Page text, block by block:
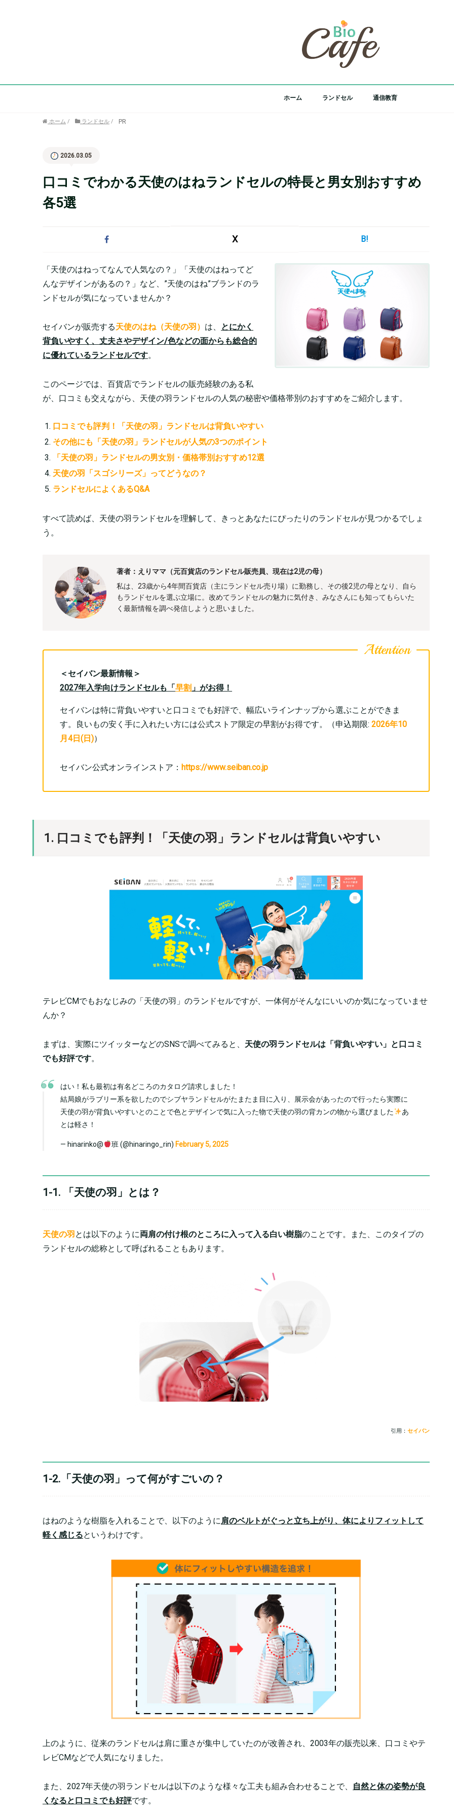
ホーム ランドセル 通信教育
ホーム / ランドセル / PR
2026.03.05
口コミでわかる天使のはねランドセルの特長と男女別おすすめ
各5選
X B!
「天使のはねってなんで人気なの？」「天使のはねってど
んなデザインがあるの？」など、”天使のはね”ブランドのラ
ンドセルが気になっていませんか？
セイバンが販売する天使のはね（天使の羽） は、
とにかく
背負いやすく、丈夫さやデザイン/色などの面からも総合的
に優れているランドセルです。
このページでは、百貨店でランドセルの販売経験のある私
が、口コミも交えながら、天使の羽ランドセルの人気の秘密や価格帯別のおすすめをご紹介します。
口コミでも評判！「天使の羽」ランドセルは背負いやすい
その他にも「天使の羽」ランドセルが人気の3つのポイント
「天使の羽」ランドセルの男女別・価格帯別おすすめ12選
天使の羽「スゴシリーズ」ってどうなの？
ランドセルによくあるQ&A
すべて読めば、天使の羽ランドセルを理解して、きっとあなたにぴったりのランドセルが見つかるでしょ
う。
著者：えりママ（元百貨店のランドセル販売員、現在は2児の母）
私は、23歳から4年間百貨店（主にランドセル売り場）に勤務し、その後2児の母となり、自ら
もランドセルを選ぶ立場に。改めてランドセルの魅力に気付き、みなさんにも知ってもらいた
く最新情報を調べ発信しようと思いました。
＜セイバン最新情報＞
2027年入学向けランドセルも「早割 」がお得！
セイバンは特に背負いやすいと口コミでも好評で、幅広いラインナップから選ぶことができま
す。良いもの安く手に入れたい方には公式ストア限定の早割がお得です。（申込期限: 2026年10
月4日(日)）
セイバン公式オンラインストア： https://www.seiban.co.jp
1. 口コミでも評判！「天使の羽」ランドセルは背負いやすい
テレビCMでもおなじみの「天使の羽」のランドセルですが、一体何がそんなにいいのか気になっていませ
んか？
まずは、実際にツイッターなどのSNSで調べてみると、 天使の羽ランドセルは「背負いやすい」と口コミ
でも好評です。
はい！私も最初は有名どころのカタログ請求しました！
結局娘がラブリー系を欲したのでシブヤランドセルがたまたま目に入り、展示会があったので行ったら実際に
天使の羽が背負いやすいとのことで色とデザインで気に入った物で天使の羽の背カンの物から選びました
あ
とは軽さ！
— hinarinko@ 班 (@hinaringo_rin) February 5, 2025
1-1. 「天使の羽」とは？
天使の羽 とは以下のように両肩の付け根のところに入って入る白い樹脂のことです。また、このタイプの
ランドセルの総称として呼ばれることもあります。
引用：セイバン
1-2.「天使の羽」って何がすごいの？
はねのような樹脂を入れることで、以下のように肩のベルトがぐっと立ち上がり、体によりフィットして
軽く感じるというわけです。
上のように、従来のランドセルは肩に重さが集中していたのが改善され、2003年の販売以来、口コミやテ
レビCMなどで人気になりました。
また、2027年天使の羽ランドセルは以下のような様々な工夫も組み合わせることで、
自然と体の姿勢が良
くなると口コミでも好評です。